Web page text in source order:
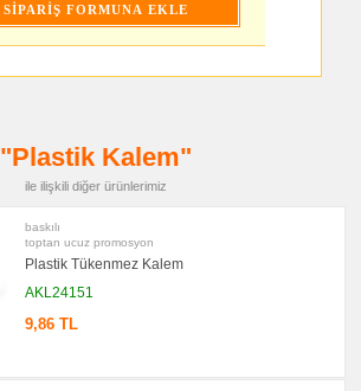
"Plastik Kalem"
ile ilişkili diğer ürünlerimiz
baskılı
toptan ucuz promosyon
Plastik Tükenmez Kalem
AKL24151
9,86 TL